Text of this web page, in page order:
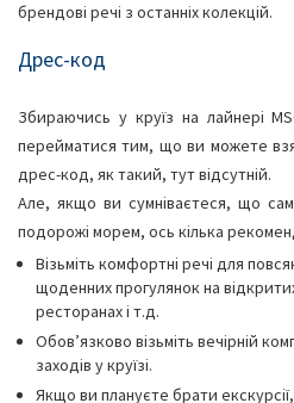
брендові речі з останніх колекцій.
Дрес-код
Збираючись у круїз на лайнері
перейматися тим, що ви можете
дрес-код, як такий, тут відсутній.
Але, якщо ви сумніваєтеся, що
подорожі морем, ось кілька
Візьміть комфортні речі для
щоденних прогулянок на
ресторанах і т.д.
Обов’язково візьміть вечірній
заходів у круїзі.
Якщо ви плануєте брати